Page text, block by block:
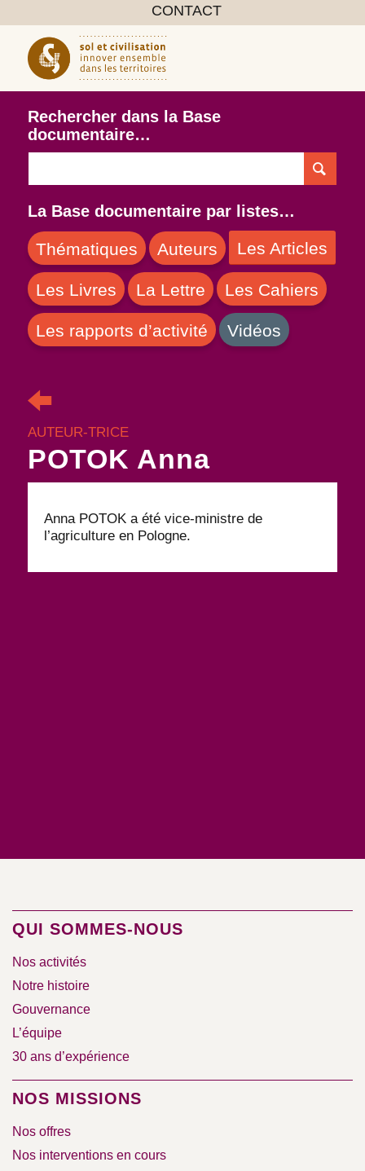
CONTACT
Rechercher dans la Base
documentaire…
La Base documentaire par listes…
Thématiques Auteurs Les Articles
Les Livres La Lettre Les Cahiers
Les rapports d’activité Vidéos
AUTEUR-TRICE
POTOK Anna
Anna POTOK a été vice-ministre de
l’agriculture en Pologne.
QUI SOMMES-NOUS
Nos activités
Notre histoire
Gouvernance
L’équipe
30 ans d’expérience
NOS MISSIONS
Nos offres
Nos interventions en cours